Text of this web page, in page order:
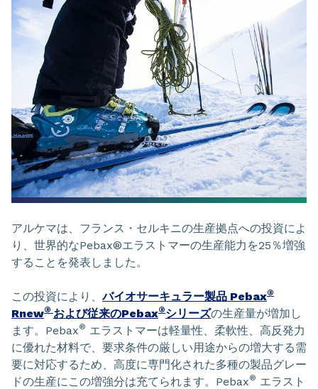
アルケマは、フランス・セルキニの生産拠点への投資によ
り、世界的なPebax®エラストマーの生産能力を25％増強
することを発表しました。
この投資により、バイオサーキュラー製品 Pebax®
Rnew® および従来のPebax®シリーズの生産量が増加し
ます。Pebax® エラストマーは軽量性、柔軟性、高反発力
に優れた材料で、要求条件の厳しい用途からの増大する需
要に対応するため、高度に専門化された多種の製品グレー
ドの生産にこの増強分は充てられます。Pebax® エラスト